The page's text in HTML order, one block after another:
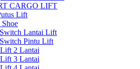
CARGO LIFT
Lift
Lantai Lift
Pintu Lift
2 Lantai
3 Lantai